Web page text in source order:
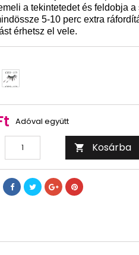
a tekintetedet és feldobja a
5-10 perc extra
érhetsz el vele.
PB
CILS
Adóval együtt
 Kosárba